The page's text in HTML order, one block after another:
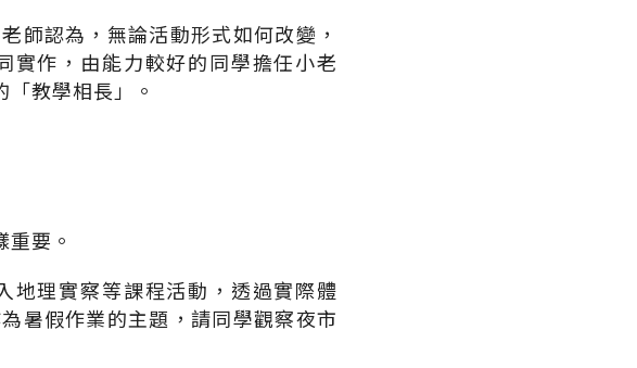
師認為，無論活動形式如何改變，
實作，由能力較好的同學擔任小老
教學相長」。
要。
地理實察等課程活動，透過實際體
暑假作業的主題，請同學觀察夜市